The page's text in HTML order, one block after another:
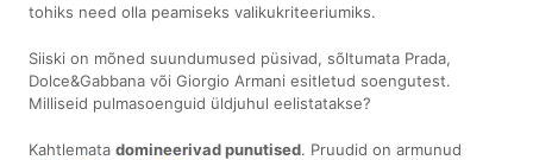
tohiks need olla peamiseks valikukriteeriumiks.
Siiski on mõned suundumused püsivad, sõltumata Prada,
Dolce&Gabbana või Giorgio Armani esitletud soengutest.
Milliseid pulmasoenguid üldjuhul eelistatakse?
Kahtlematadomineerivad punutised. Pruudid on armunud